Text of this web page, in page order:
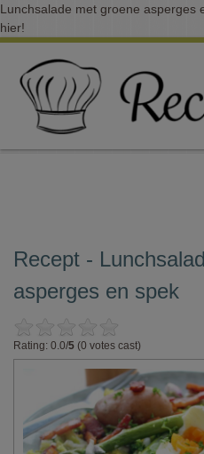
Lunchsalade met groene asperges
hier!
Recept -
asperges en spek
Rating: 0.0/5 (0 votes cast)